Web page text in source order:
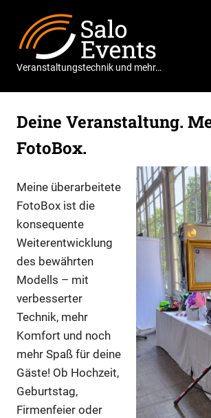
springen
Veranstaltungstechnik und mehr…
Deine Veranstaltung.
FotoBox.
Meine überarbeitete
FotoBox ist die
konsequente
Weiterentwicklung
des bewährten
Modells – mit
verbesserter
Technik, mehr
Komfort und noch
mehr Spaß für deine
Gäste! Ob Hochzeit,
Geburtstag,
Firmenfeier oder